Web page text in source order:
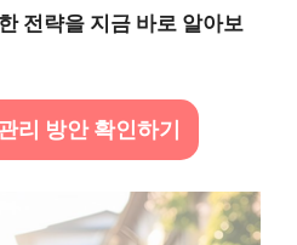
전략을 지금 바로 알아보
리 방안 확인하기